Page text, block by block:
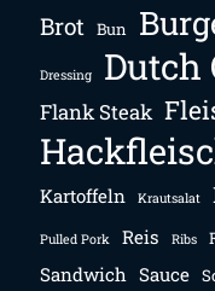
Brot Bun
Dressing Dutch
Flank Steak
Kartoffeln Krautsalat
Pulled Pork Reis Ribs
Sandwich Sauce